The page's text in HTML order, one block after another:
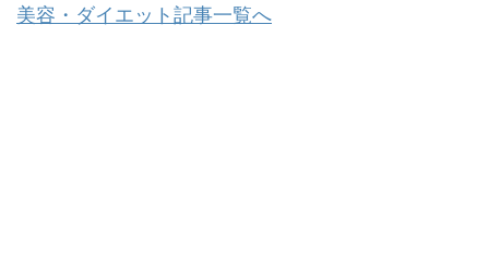
美容・ダイエット記事一覧へ